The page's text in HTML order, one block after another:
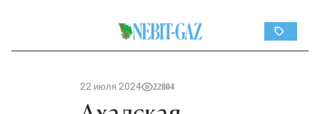
22 июля 2024 22804